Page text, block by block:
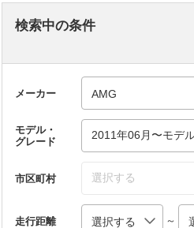
検索中の条件
メーカー
モデル・
グレード
2011年06月〜モデ
市区町村 選択する
走行距離 ～